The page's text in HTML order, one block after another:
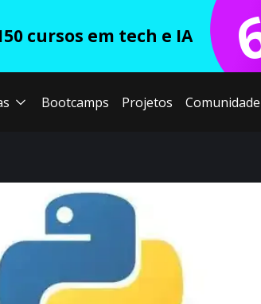
cursos em tech e IA
Bootcamps Projetos Comunidade